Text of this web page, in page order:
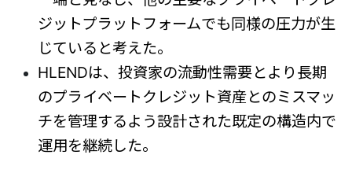
ジットプラットフォームでも同様の圧力が生
じていると考えた。
HLENDは、投資家の流動性需要とより長期
のプライベートクレジット資産とのミスマッ
チを管理するよう設計された既定の構造内で
運用を継続した。